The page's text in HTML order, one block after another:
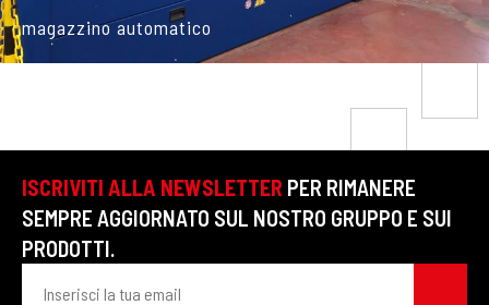
magazzino automatico
ISCRIVITI ALLA NEWSLETTER PER RIMANERE
SEMPRE AGGIORNATO SUL NOSTRO GRUPPO E SUI
PRODOTTI.